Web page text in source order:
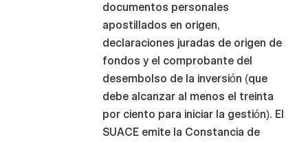
documentos personales
apostillados en origen,
declaraciones juradas de origen de
fondos y el comprobante del
desembolso de la inversión (que
debe alcanzar al menos el treinta
por ciento para iniciar la gestión). El
SUACE emite la Constancia de